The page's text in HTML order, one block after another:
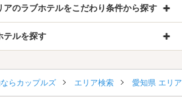
アのラブホテルをこだわり条件から探す
テルを探す
らカップルズ エリア検索 愛知県 エリ